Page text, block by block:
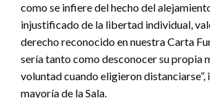
como se infiere del hecho del
injustificado de la libertad individual,
derecho reconocido en nuestra Carta
sería tanto como desconocer su propia
voluntad cuando eligieron distanciarse”,
mayoría de la Sala.